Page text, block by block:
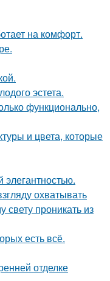
на комфорт.
эстета.
функционально,
и цвета, которые
охватывать
проникать из
есть всё.
отделке